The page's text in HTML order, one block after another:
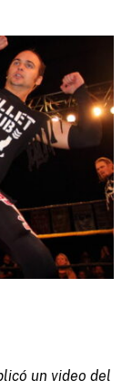
un video del